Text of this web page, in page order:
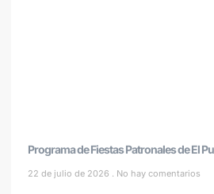
Programa de Fiestas Patronales de El
22 de julio de 2026 No hay comentarios